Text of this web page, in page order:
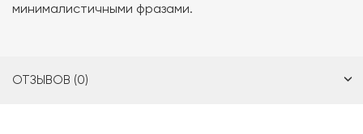
минималистичными фразами.
ОТЗЫВОВ (0)